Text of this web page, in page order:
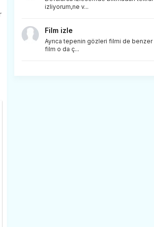
izliyorum,ne v...
Film izle
Ayrıca tepenin gözleri filmi de benzer
film o da ç...